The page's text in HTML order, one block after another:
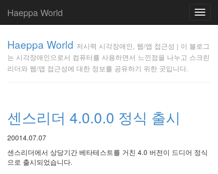
Haeppa World
Haeppa World 저시력 시각장애인, 웹/앱 접근성 | 이 블로그
는 시각장애인으로서 컴퓨터를 사용하면서 느낀점을 나누고 스크린
리더와 웹/앱 접근성에 대한 정보를 공유하기 위한 곳입니다.
센스리더 4.0.0.0 정식 출시
20014.07.07
센스리더에서 상당기간 베타테스트를 거친 4.0 버전이 드디어 정식
으로 출시되었습니다.
시
력
시
각
웹/
앱
접
근
성
|